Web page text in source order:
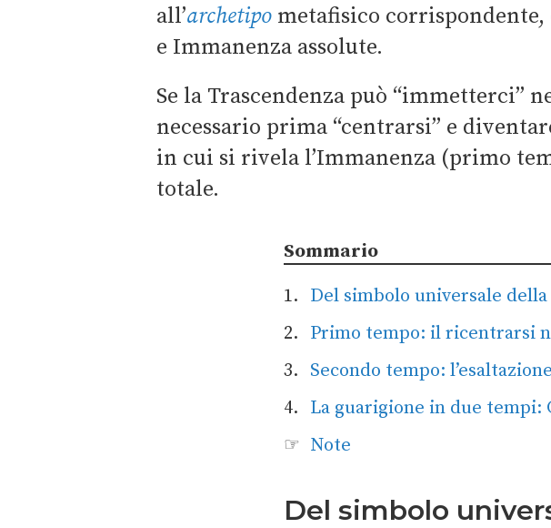
all’archetipo metafisico
e Immanenza assolute.
Se la Trascendenza può “immetterci”
necessario prima “centrarsi” e
in cui si rivela l’Immanenza (primo
totale.
Sommario
Del simbolo universale della
Primo tempo: il ricentrarsi
Secondo tempo:
La guarigione in due
Note
Del simbolo